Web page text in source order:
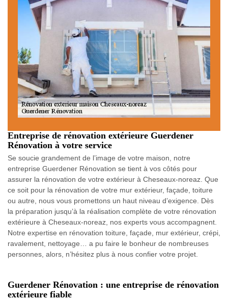
Entreprise de rénovation extérieure Guerdener
Rénovation à votre service
Se soucie grandement de l’image de votre maison, notre
entreprise Guerdener Rénovation se tient à vos côtés pour
assurer la rénovation de votre extérieur à Cheseaux-noreaz. Que
ce soit pour la rénovation de votre mur extérieur, façade, toiture
ou autre, nous vous promettons un haut niveau d’exigence. Dès
la préparation jusqu’à la réalisation complète de votre rénovation
extérieure à Cheseaux-noreaz, nos experts vous accompagnent.
Notre expertise en rénovation toiture, façade, mur extérieur, crépi,
ravalement, nettoyage… a pu faire le bonheur de nombreuses
personnes, alors, n’hésitez plus à nous confier votre projet.
Guerdener Rénovation : une entreprise de rénovation
extérieure fiable